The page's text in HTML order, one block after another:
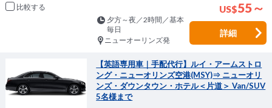
比較 US$55～
夕方～夜／2時間／基本
毎日
ニューオーリンズ発
詳細
【英語専用車｜手配代行】ルイ・アームストロ
ング・ニューオリンズ空港(MSY)⇒ ニューオリ
ンズ・ダウンタウン・ホテル＜片道＞ Van/SUV
5名様まで